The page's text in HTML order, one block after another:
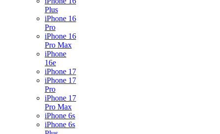
Plus
iPhone 16
Pro
iPhone 16
Pro Max
iPhone
16e
iPhone 17
iPhone 17
Pro
iPhone 17
Pro Max
iPhone 6s
iPhone 6s